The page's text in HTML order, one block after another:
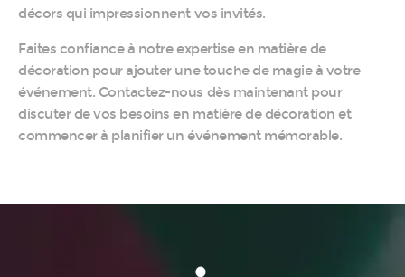
décors qui impressionnent vos invités.
Faites confiance à notre expertise en matière de
décoration pour ajouter une touche de magie à votre
événement. Contactez-nous dès maintenant pour
discuter de vos besoins en matière de décoration et
commencer à planifier un événement mémorable.